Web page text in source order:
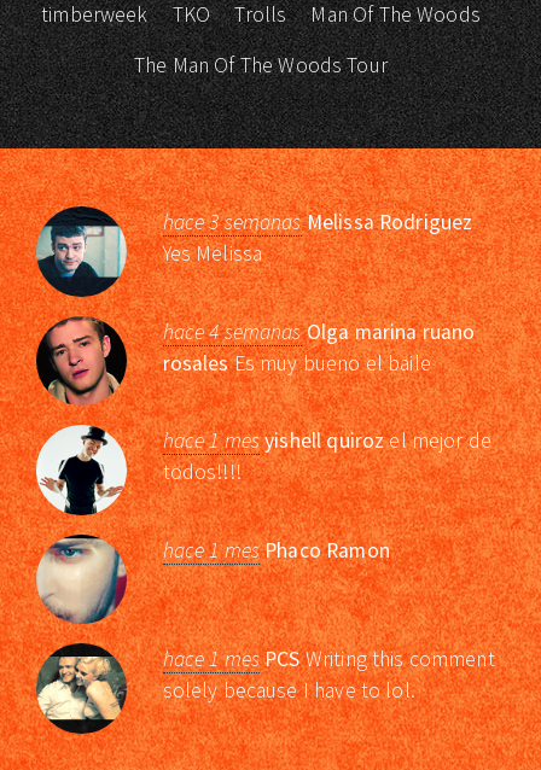
timberweek
TKO Trolls
Man Of The Woods
The Man Of The Woods Tour
hace 3 semanasMelissa Rodriguez
Yes Melissa
hace 4 semanasOlga marina ruano
rosalesEs muy bueno el baile
hace 1 mesyishell quirozel mejor de
todos!!!!
hace 1 mesPhaco Ramon
hace 1 mesPCSWriting this comment
solely because I have to lol.